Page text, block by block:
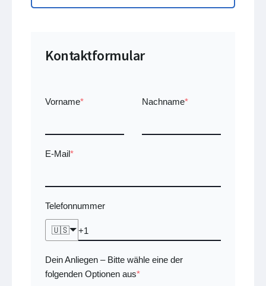
Kontaktformular
Vorname* Nachname*
E-Mail*
Telefonnummer
🇺🇸
Dein Anliegen –Bitte wähle eine der
folgenden Optionen aus*